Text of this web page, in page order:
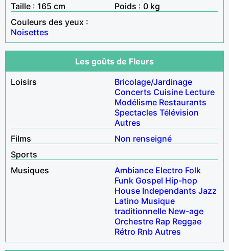
Taille : 165 cm
Poids : 0 kg
Couleurs des yeux :
Noisettes
Les goûts de Fleurs
Loisirs
Bricolage/Jardinage
Concerts Cuisine Lecture
Modélisme Restaurants
Spectacles Télévision
Autres
Films
Non renseigné
Sports
Musiques
Ambiance Electro Folk
Funk Gospel Hip-hop
House Independants Jazz
Latino Musique
traditionnelle New-age
Orchestre Rap Reggae
Rétro Rnb Autres